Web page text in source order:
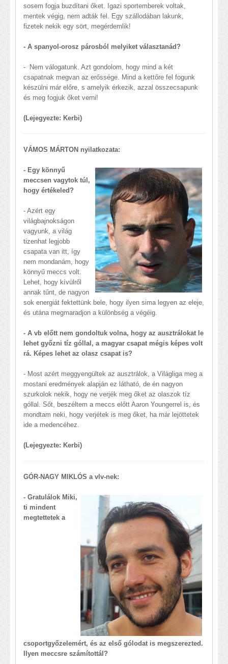
sosem fogja buzdítani őket. Igazi sportemberek voltak,
mentek végig, nem adták fel. Egy szállodában lakunk,
fizetek nekik egy sört, megérdemlik!
- A spanyol-orosz párosból melyiket választanád?
- Nem válogatunk. Azt gondolom, hogy mind a két
csapatnak megvan az erőssége. Mind a kettőre fel fogunk
készülni már előre, s amelyik érkezik, azzal összecsapunk
és meg fogjuk őket verni!
(Lejegyezte: Kerbi)
VÁMOS MÁRTON nyilatkozata:
- Egy könnyű
meccsen vagytok túl,
hogy értékeled?
- Azért egy
világbajnokságon
vagyunk, a világ
tizenhat legjobb
csapata van itt, így
nem mondanám, hogy
könnyű meccs volt.
Lehet, hogy kívülről
annak tűnt, de nagyon
sok energiát fektettünk bele, hogy ilyen sima legyen az eleje,
és utána megmaradjon a különbség a végéig.
- A vb előtt nem gondoltuk volna, hogy az ausztrálokat le
lehet győzni tíz góllal, a magyar csapat mégis képes volt
rá. Képes lehet az olasz csapat is?
- Most azért meggyengültek az ausztrálok, a Világliga meg a
mostani eredmények alapján ez látható, de én nagyon
szurkolok nekik, hogy ne verjék meg őket az olaszok tíz
góllal. Sőt, beszéltem a meccs előtt Aaron Youngerrel is, és
mondtam neki, hogy verjétek is meg őket, ha már lejöttetek
ide a medencéhez.
(Lejegyezte: Kerbi)
GÓR-NAGY MIKLÓS a vlv-nek:
- Gratulálok Miki,
ti mindent
megtettetek a
csoportgyőzelemért, és az első gólodat is megszerezted.
Ilyen meccsre számítottál?